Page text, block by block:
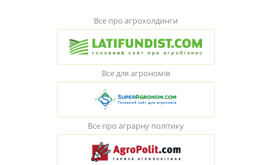
Все про агрохолдинги
Все для агрономів
Все про аграрну політику